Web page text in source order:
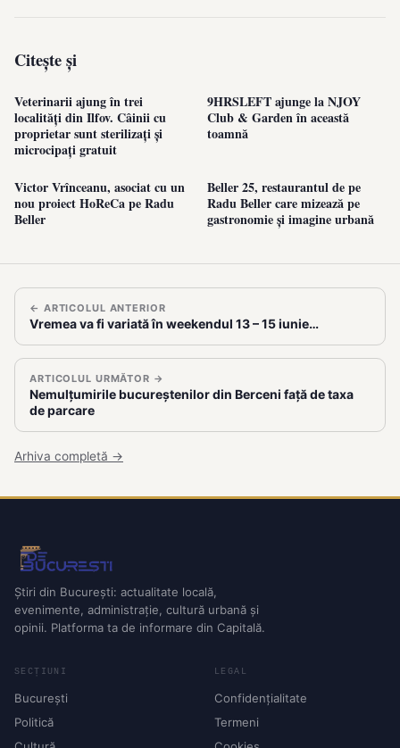
Citește și
Veterinarii ajung în trei
localități din Ilfov. Câinii cu
proprietar sunt sterilizați și
microcipați gratuit
9HRSLEFT ajunge la NJOY
Club & Garden în această
toamnă
Victor Vrînceanu, asociat cu un
nou proiect HoReCa pe Radu
Beller
Beller 25, restaurantul de pe
Radu Beller care mizează pe
gastronomie și imagine urbană
← ARTICOLUL ANTERIOR
Vremea va fi variată în weekendul 13 – 15 iunie…
ARTICOLUL URMĂTOR →
Nemulțumirile bucureștenilor din Berceni față de taxa
de parcare
Arhiva completă →
Știri din București: actualitate locală,
evenimente, administrație, cultură urbană și
opinii. Platforma ta de informare din Capitală.
SECȚIUNI
București
Politică
LEGAL
Confidențialitate
Termeni